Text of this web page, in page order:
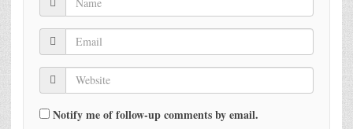
Notify me of follow-up comments by email.